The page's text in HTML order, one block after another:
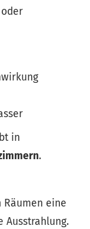
in
.
eine
Ausstrahlung.